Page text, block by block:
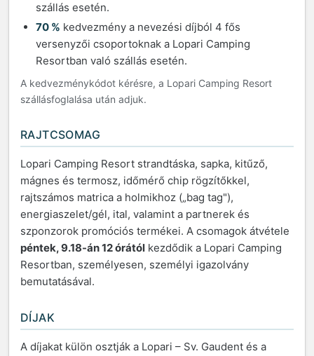
szállás esetén.
70 % kedvezmény a nevezési díjból 4 fős
versenyzői csoportoknak a Lopari Camping
Resortban való szállás esetén.
A kedvezménykódot kérésre, a Lopari Camping Resort
szállásfoglalása után adjuk.
RAJTCSOMAG
Lopari Camping Resort strandtáska, sapka, kitűző,
mágnes és termosz, időmérő chip rögzítőkkel,
rajtszámos matrica a holmikhoz („bag tag"),
energiaszelet/gél, ital, valamint a partnerek és
szponzorok promóciós termékei. A csomagok átvétele
péntek, 9.18-án 12 órától kezdődik a Lopari Camping
Resortban, személyesen, személyi igazolvány
bemutatásával.
DÍJAK
A díjakat külön osztják a Lopari – Sv. Gaudent és a